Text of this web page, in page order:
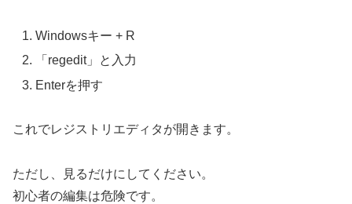
Windowsキー + R
「regedit」と入力
Enterを押す
これでレジストリエディタが開きます。
ただし、見るだけにしてください。
初心者の編集は危険です。